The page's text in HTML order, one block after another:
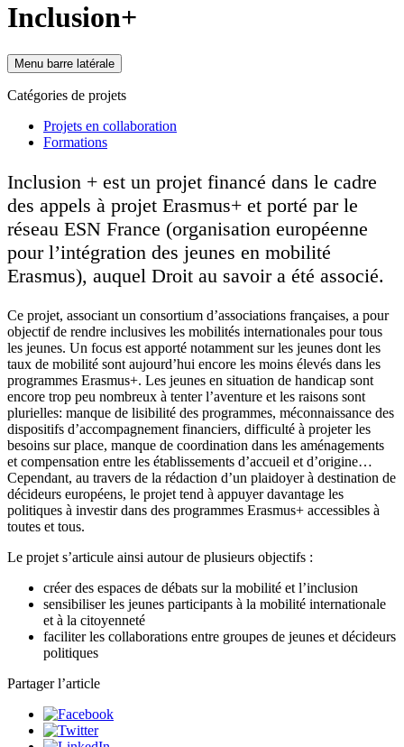
Inclusion+
Menu barre latérale
Catégories de projets
Projets en collaboration
Formations
Inclusion + est un projet financé dans le cadre
des appels à projet Erasmus+ et porté par le
réseau ESN France (organisation européenne
pour l’intégration des jeunes en mobilité
Erasmus), auquel Droit au savoir a été associé.
Ce projet, associant un consortium d’associations françaises, a pour
objectif de rendre inclusives les mobilités internationales pour tous
les jeunes. Un focus est apporté notamment sur les jeunes dont les
taux de mobilité sont aujourd’hui encore les moins élevés dans les
programmes Erasmus+. Les jeunes en situation de handicap sont
encore trop peu nombreux à tenter l’aventure et les raisons sont
plurielles: manque de lisibilité des programmes, méconnaissance des
dispositifs d’accompagnement financiers, difficulté à projeter les
besoins sur place, manque de coordination dans les aménagements
et compensation entre les établissements d’accueil et d’origine…
Cependant, au travers de la rédaction d’un plaidoyer à destination de
décideurs européens, le projet tend à appuyer davantage les
politiques à investir dans des programmes Erasmus+ accessibles à
toutes et tous.
Le projet s’articule ainsi autour de plusieurs objectifs :
créer des espaces de débats sur la mobilité et l’inclusion
sensibiliser les jeunes participants à la mobilité internationale
et à la citoyenneté
faciliter les collaborations entre groupes de jeunes et décideurs
politiques
Partager l’article